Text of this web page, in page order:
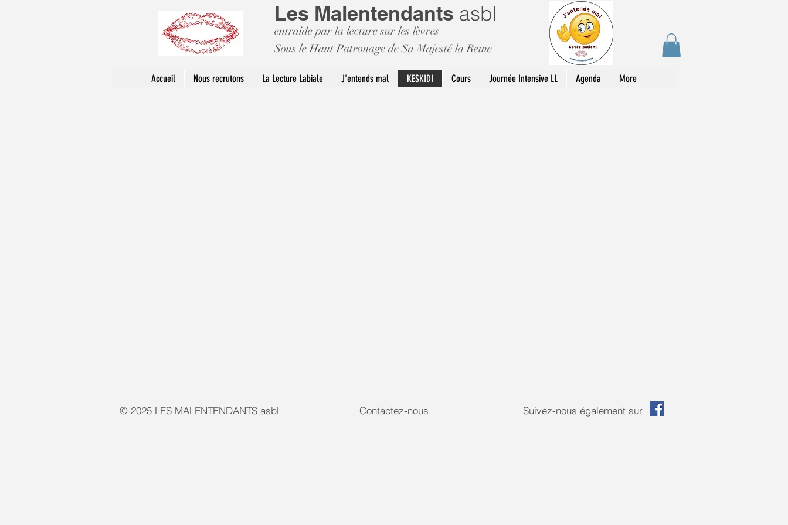
Les Malentendants asbl
entraide par la lecture sur les lèvres
Sous le Haut Patronage de Sa Majesté la Reine
Accueil Nous recrutons La Lecture Labiale J'entends mal KESKIDI Cours Journée Intensive LL Agenda More
© 2025 LES MALENTENDANTS asbl Contactez-nous Suivez-nous également sur